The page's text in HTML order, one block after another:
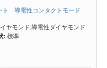
ト 導電性コンタクトモード
ヤモンド,導電性ダイヤモンド
: 標準